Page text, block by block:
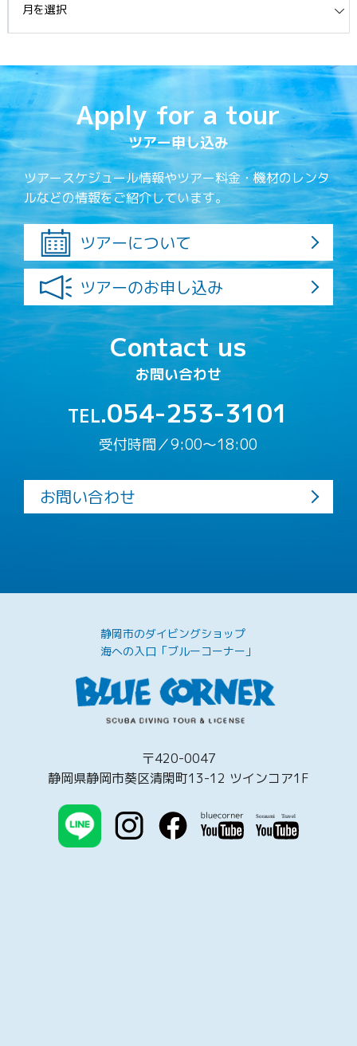
Apply for a tour
ツアー申し込み
ツアースケジュール情報やツアー料金・機材のレンタ
ルなどの情報をご紹介しています。
ツアーについて
ツアーのお申し込み
Contact us
お問い合わせ
TEL.054-253-3101
受付時間／9:00〜18:00
お問い合わせ
静岡市のダイビングショップ
海への入口「ブルーコーナー」
〒420-0047
静岡県静岡市葵区清閑町13-12 ツインコア1F